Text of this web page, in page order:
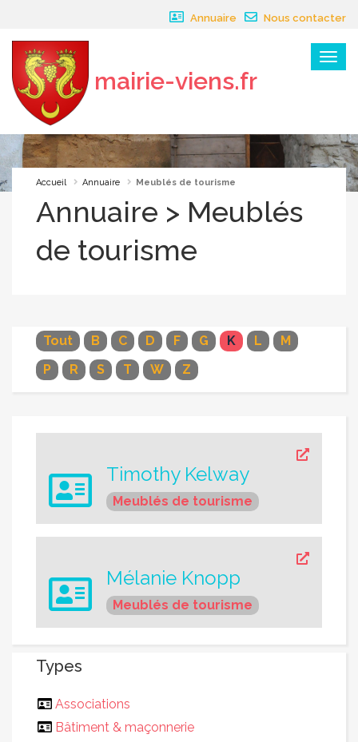
Annuaire Nous contacter
Menu
mairie-viens.fr
×
Accueil Annuaire Meublés de tourisme
Annuaire > Meublés
de tourisme
Tout B C D F G K L
M
P
R S T W Z
Timothy Kelway
Meublés de tourisme
Mélanie Knopp
Meublés de tourisme
Types
Associations
Bâtiment & maçonnerie
Panneau de gestion des cookies